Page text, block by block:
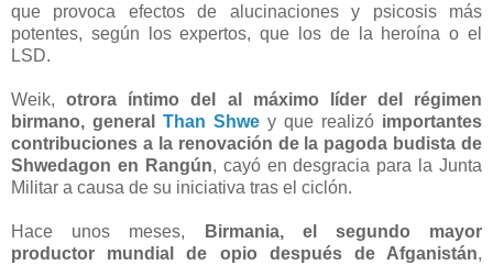
que provoca efectos de alucinaciones y psicosis más
potentes, según los expertos, que los de la heroína o el
LSD.
Weik,otrora íntimo del al máximo líder del régimen
birmano, general Than Shwe y que realizó importantes
contribuciones a la renovación de la pagoda budista de
Shwedagon en Rangún, cayó en desgracia para la Junta
Militar a causa de su iniciativa tras el ciclón.
Hace unos meses,
Birmania, el segundo mayor
productor mundial de opio después de Afganistán,